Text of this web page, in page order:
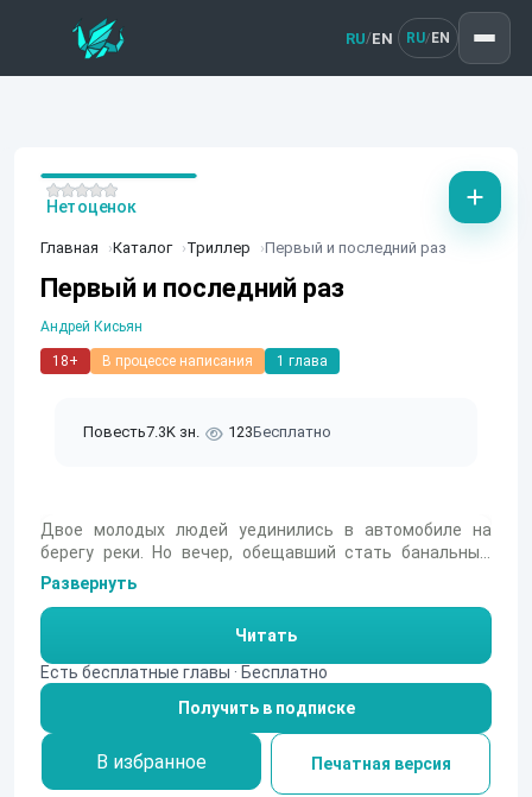
RU/EN RU/ EN
Главная Каталог Триллер Первый и последний раз
Первый и последний раз
Андрей Кисьян
18+ В процессе написания 1 глава
Повесть7.3K зн. 123Бесплатно
Нет оценок
Двое молодых людей уединились в автомобиле на
берегу реки. Но вечер, обещавший стать банальным
свиданием, приготовил молодой паре нечто
особенное....
Развернуть
Читать
Есть бесплатные главы · Бесплатно
Получить в подписке
В избранное Печатная версия